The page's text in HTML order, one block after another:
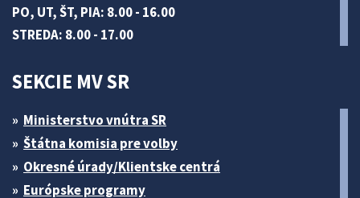
PO, UT, ŠT, PIA: 8.00 - 16.00
STREDA: 8.00 - 17.00
SEKCIE MV SR
Ministerstvo vnútra SR
Štátna komisia pre volby
Okresné úrady/Klientske centrá
Európske programy